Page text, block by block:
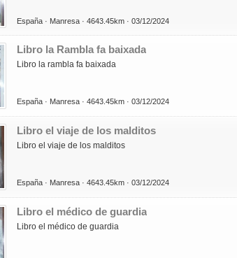
España · Manresa · 4643.45km · 03/12/2024
Libro la Rambla fa baixada
Libro la rambla fa baixada
España · Manresa · 4643.45km · 03/12/2024
Libro el viaje de los malditos
Libro el viaje de los malditos
España · Manresa · 4643.45km · 03/12/2024
Libro el médico de guardia
Libro el médico de guardia